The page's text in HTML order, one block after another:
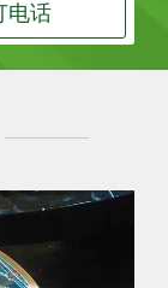
电话